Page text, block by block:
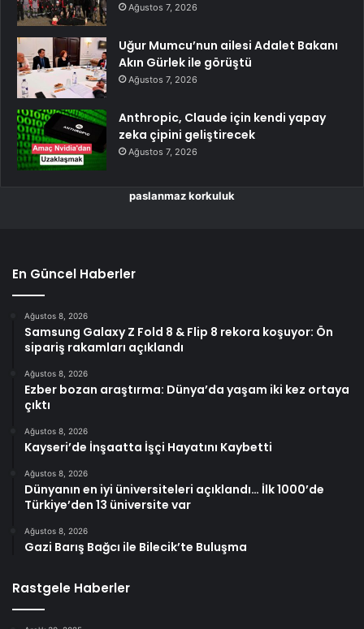
Ağustos 7, 2026
Uğur Mumcu’nun ailesi Adalet Bakanı
Akın Gürlek ile görüştü
Ağustos 7, 2026
Anthropic, Claude için kendi yapay
zeka çipini geliştirecek
Ağustos 7, 2026
paslanmaz korkuluk
En Güncel Haberler
Ağustos 8, 2026
Samsung Galaxy Z Fold 8 & Flip 8 rekora koşuyor: Ön
sipariş rakamları açıklandı
Ağustos 8, 2026
Ezber bozan araştırma: Dünya’da yaşam iki kez ortaya
çıktı
Ağustos 8, 2026
Kayseri’de İnşaatta İşçi Hayatını Kaybetti
Ağustos 8, 2026
Dünyanın en iyi üniversiteleri açıklandı… İlk 1000’de
Türkiye’den 13 üniversite var
Ağustos 8, 2026
Gazi Barış Bağcı ile Bilecik’te Buluşma
Rastgele Haberler